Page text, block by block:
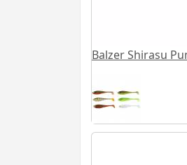
Balzer Shirasu